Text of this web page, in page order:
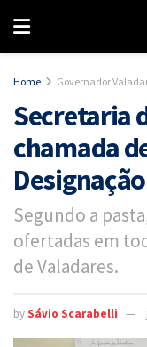
Home Governador
Secretaria
chamada
Segundo a
ofertadas em
de Valadares.
bySávio Scarabelli